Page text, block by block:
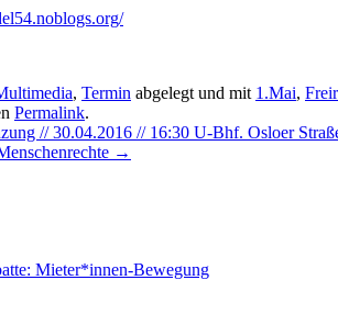
, Termin abgelegt und mit 1.Mai,
Permalink.
// 30.04.2016 // 16:30 U-Bhf. Osloer
→